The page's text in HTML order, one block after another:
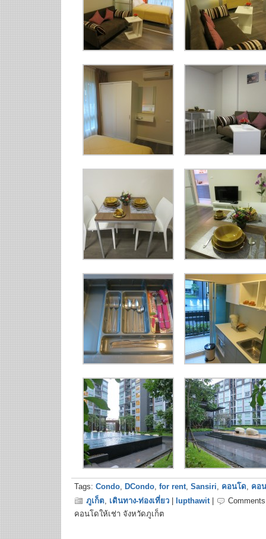
Tags: Condo, DCondo, for rent, Sansiri, คอนโด, คอ
ภูเก็ต, เดินทาง-ท่องเที่ยว lupthawit|
คอนโดให้เช่า จังหวัดภูเก็ต